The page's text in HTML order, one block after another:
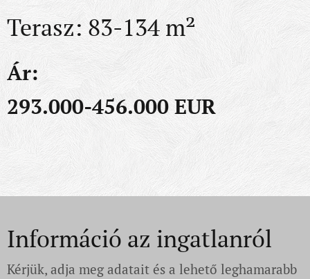
Terasz: 83-134 m²
Ár:
293.000-456.000 EUR
Információ az ingatlanról
Kérjük, adja meg adatait és a lehető leghamarabb